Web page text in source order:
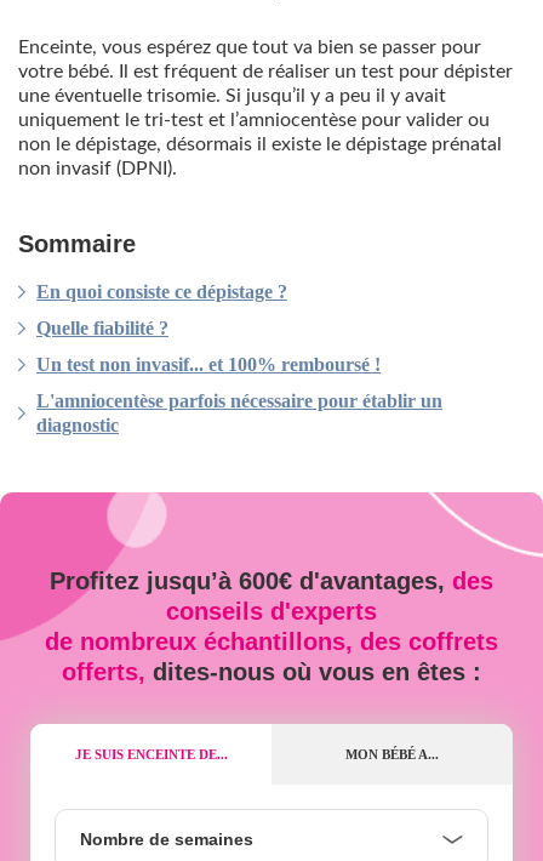
Enceinte, vous espérez que tout va bien se passer pour
votre bébé. Il est fréquent de réaliser un test pour dépister
une éventuelle trisomie. Si jusqu’il y a peu il y avait
uniquement le tri-test et l’amniocentèse pour valider ou
non le dépistage, désormais il existe le dépistage prénatal
non invasif (DPNI).
Sommaire
En quoi consiste ce dépistage ?
Quelle fiabilité ?
Un test non invasif... et 100% remboursé !
L'amniocentèse parfois nécessaire pour établir un
diagnostic
Profitez jusqu’à 600€ d'avantages, des
conseils d'experts
de nombreux échantillons, des coffrets
offerts, dites-nous où vous en êtes :
JE SUIS ENCEINTE DE... MON BÉBÉ A...
Nombre de semaines